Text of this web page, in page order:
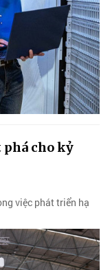
phá cho kỷ
việc phát triển hạ